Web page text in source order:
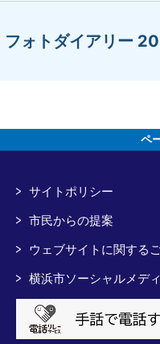
フォトダイアリー
ペ
サイトポリシー
市民からの提案
ウェブサイトに関する
横浜市ソーシャルメデ